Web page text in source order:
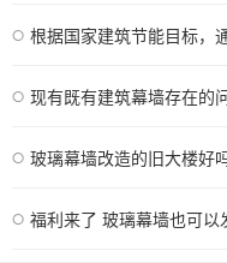
根据国家建筑节能目标，通
现有既有建筑幕墙存在的
玻璃幕墙改造的旧大楼好
福利来了 玻璃幕墙也可以